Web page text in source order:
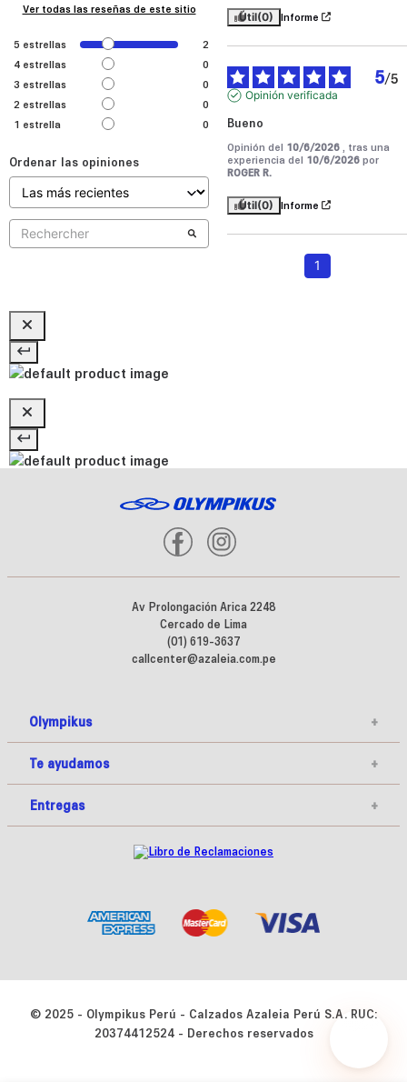
Ver todas las reseñas de este sitio
5 estrellas
2
4 estrellas
0
3 estrellas
0
2 estrellas
0
1 estrella 0
Ordenar las opiniones
Útil(0) Informe
5/5
Opinión verificada
Bueno
Opinión del 10/6/2026
, tras una
experiencia del 10/6/2026 por
ROGER R.
Útil(0) Informe
1
Av Prolongación Arica 2248
Cercado de Lima
(01) 619-3637
callcenter@azaleia.com.pe
Olympikus +
Te ayudamos +
Entregas +
© 2025 - Olympikus Perú - Calzados Azaleia Perú S.A. RUC:
20374412524 - Derechos reservados